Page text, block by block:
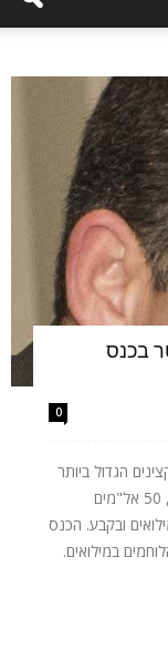
בכנס
0
כנס הקצינים הגדול ביותר
בצה״ל מאז היווסדו: 4 אלופים, 14 תתי אלופים, 50 אל"מים
ובקבע. הכנס
במילואים.